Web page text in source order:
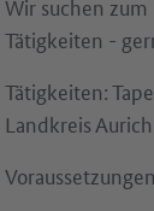
Wir suchen
Tätigkeiten -
Tätigkeiten:
Landkreis